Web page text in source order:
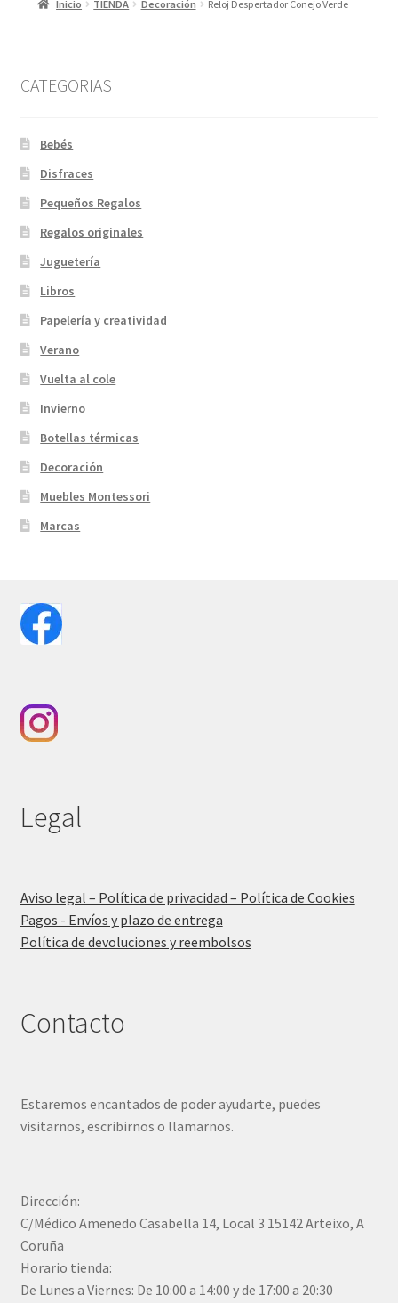
Inicio TIENDA Decoración Reloj Despertador Conejo Verde
CATEGORIAS
Bebés
Disfraces
Pequeños Regalos
Regalos originales
Juguetería
Libros
Papelería y creatividad
Verano
Vuelta al cole
Invierno
Botellas térmicas
Decoración
Muebles Montessori
Marcas
Legal
Aviso legal – Política de privacidad – Política de Cookies
Pagos - Envíos y plazo de entrega
Política de devoluciones y reembolsos
Contacto
Estaremos encantados de poder ayudarte, puedes
visitarnos, escribirnos o llamarnos.
Dirección:
C/Médico Amenedo Casabella 14, Local 3 15142 Arteixo, A
Coruña
Horario tienda:
De Lunes a Viernes: De 10:00 a 14:00 y de 17:00 a 20:30